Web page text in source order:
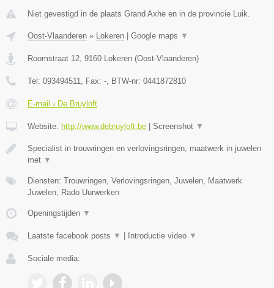
Niet gevestigd in de plaats Grand Axhe en in de provincie Luik.
Oost-Vlaanderen » Lokeren Google maps ▼
Roomstraat 12, 9160 Lokeren (Oost-Vlaanderen)
Tel: 093494511, Fax: -, BTW-nr: 0441872810
E-mail › De Bruyloft
Website: http://www.debruyloft.be Screenshot ▼
Specialist in trouwringen en verlovingsringen, maatwerk in juwelen
met ▼
Diensten: Trouwringen, Verlovingsringen, Juwelen, Maatwerk
Juwelen, Rado Uurwerken
Openingstijden ▼
Laatste facebook posts ▼ Introductie video ▼
Sociale media: